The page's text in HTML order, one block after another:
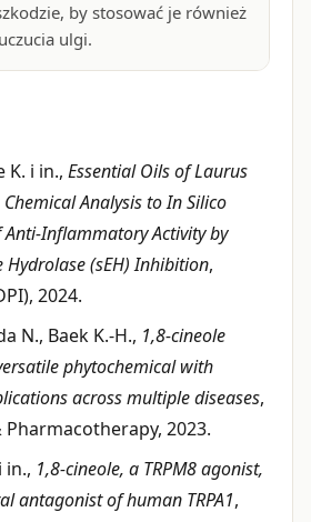
by stosować je również
ulgi.
K. i in., Essential Oils of Laurus
Analysis to In Silico
Inflammatory Activity by
Hydrolase (sEH) Inhibition,
2024.
N., Baek K.-H., 1,8-cineole
phytochemical with
across multiple diseases,
2023.
in., 1,8-cineole, a TRPM8 agonist,
antagonist of human TRPA1,